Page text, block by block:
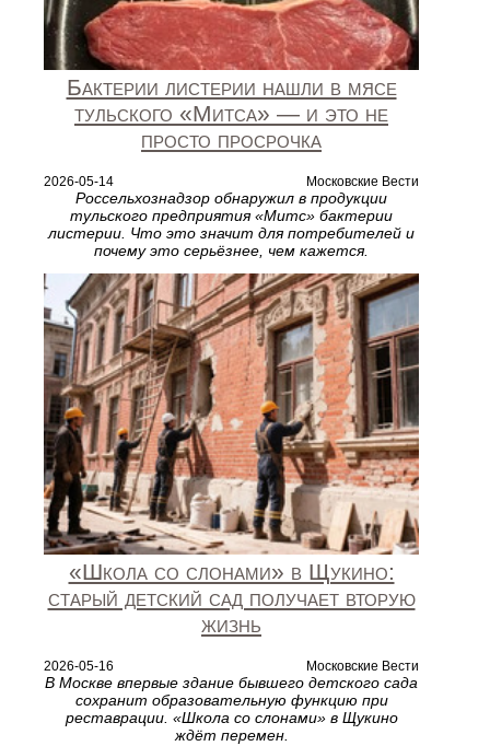
Бактерии листерии нашли в мясе
тульского «Митса» — и это не
просто просрочка
2026-05-14 Московские Вести
Россельхознадзор обнаружил в продукции
тульского предприятия «Митс» бактерии
листерии. Что это значит для потребителей и
почему это серьёзнее, чем кажется.
«Школа со слонами» в Щукино:
старый детский сад получает вторую
жизнь
2026-05-16 Московские Вести
В Москве впервые здание бывшего детского сада
сохранит образовательную функцию при
реставрации. «Школа со слонами» в Щукино
ждёт перемен.